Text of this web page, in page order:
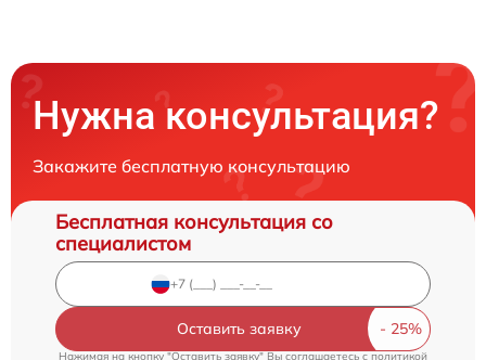
Нужна консультация?
Закажите бесплатную консультацию
Бесплатная консультация со
специалистом
Оставить заявку
Нажимая на кнопку "Оставить заявку" Вы соглашаетесь cполитикой